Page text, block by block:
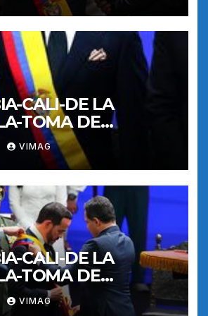
CALI-DE LA
TOMA DE
VIMAG
CALI-DE LA
TOMA DE
VIMAG